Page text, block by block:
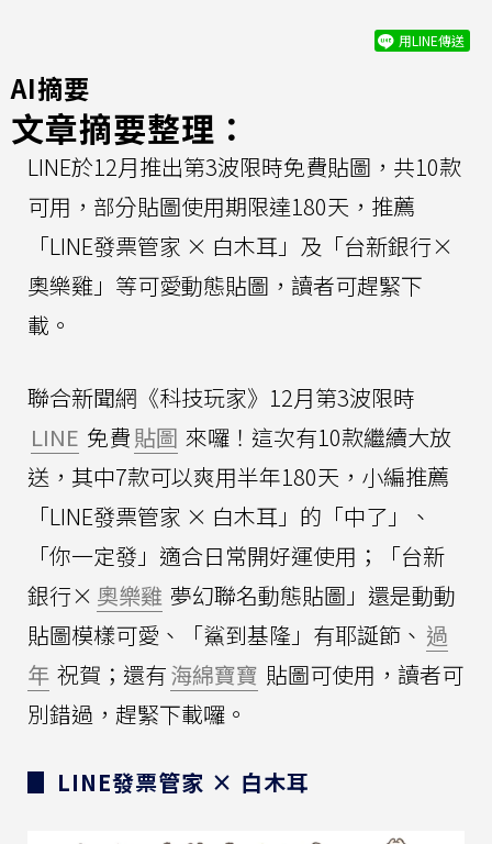
用LINE傳送
AI摘要
文章摘要整理：
LINE於12月推出第3波限時免費貼圖，共10款
可用，部分貼圖使用期限達180天，推薦
「LINE發票管家 × 白木耳」及「台新銀行×
奧樂雞」等可愛動態貼圖，讀者可趕緊下
載。
聯合新聞網《科技玩家》12月第3波限時
LINE 免費貼圖 來囉！這次有10款繼續大放
送，其中7款可以爽用半年180天，小編推薦
「LINE發票管家 × 白木耳」的「中了」、
「你一定發」適合日常開好運使用；「台新
銀行× 奧樂雞 夢幻聯名動態貼圖」還是動動
貼圖模樣可愛、「鯊到基隆」有耶誕節、 過
年 祝賀；還有海綿寶寶 貼圖可使用，讀者可
別錯過，趕緊下載囉。
▊ LINE發票管家 × 白木耳